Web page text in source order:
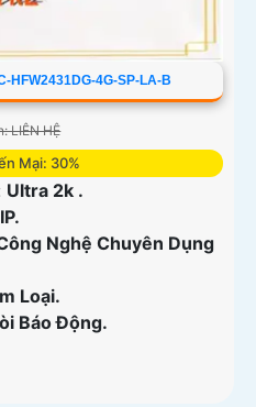
HFW2431DG-4G-SP-LA-B
LIÊN HỆ
Mại: 30%
Ultra 2k .
IP.
Nghệ Chuyên Dụng
Loại.
Báo Động.